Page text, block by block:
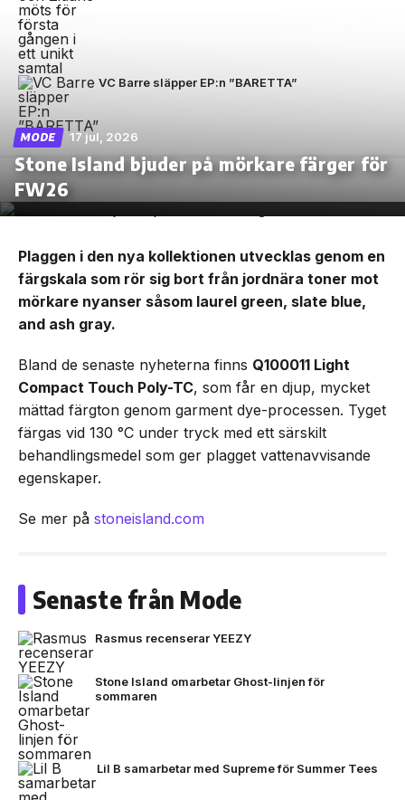
VC Barre släpper EP:n ”BARETTA”
MODE 17 jul, 2026
Stone Island bjuder på mörkare färger för
FW26
Plaggen i den nya kollektionen utvecklas genom en
färgskala som rör sig bort från jordnära toner mot
mörkare nyanser såsom laurel green, slate blue,
and ash gray.
Bland de senaste nyheterna finns Q100011 Light
Compact Touch Poly-TC, som får en djup, mycket
mättad färgton genom garment dye-processen. Tyget
färgas vid 130 °C under tryck med ett särskilt
behandlingsmedel som ger plagget vattenavvisande
egenskaper.
Se mer på stoneisland.com
Senaste från Mode
Rasmus recenserar YEEZY
Stone Island omarbetar Ghost-linjen för
sommaren
Lil B samarbetar med Supreme för Summer Tees